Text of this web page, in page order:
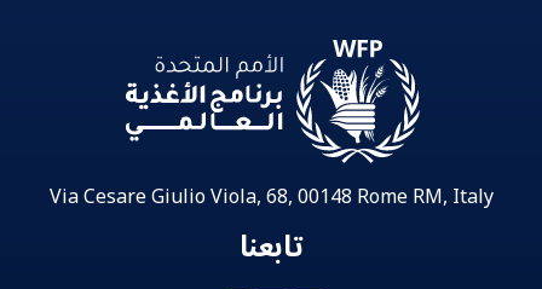
Via Cesare Giulio Viola, 68, 00148 Rome RM, Italy
تابعنا